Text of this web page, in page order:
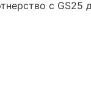
с GS25